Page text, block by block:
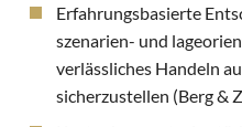
Erfahrungsbasierte
szenarien- und
verlässliches Handeln
sicherzustellen (Berg &